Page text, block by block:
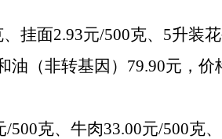
挂面2.93元/500克、5升装
油（非转基因）79.90元，价
/500克、 牛肉33.00元/500克、